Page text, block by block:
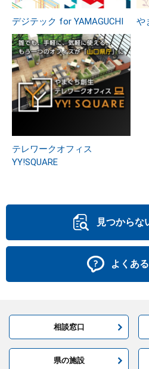
デジテック for YAMAGUCHI や
テレワークオフィス
YY!SQUARE
見つからな
よくあ
相談窓口
県の施設